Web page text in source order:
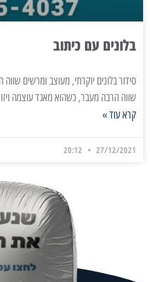
בלונים עם כיתוב
סידור בלונים יוקרתי, מעוצב ומרשים
שווה הרבה מעבר, כשהוא מאגד עוצמה
קרא עוד »
27/12/2021